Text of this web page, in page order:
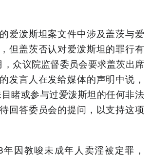
爱泼斯坦案文件中涉及盖茨与爱
但盖茨否认对爱泼斯坦的罪行有
众议院监督委员会要求盖茨出席
发言人在发给媒体的声明中说，
睹或参与过爱泼斯坦的任何非法
回答委员会的提问，以支持这项
因教唆未成年人卖淫被定罪，